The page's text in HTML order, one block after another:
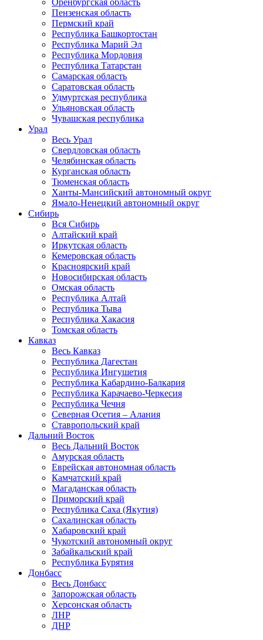
Оренбургская область
Пензенская область
Пермский край
Республика Башкортостан
Республика Марий Эл
Республика Мордовия
Республика Татарстан
Самарская область
Саратовская область
Удмуртская республика
Ульяновская область
Чувашская республика
Урал
Весь Урал
Свердловская область
Челябинская область
Курганская область
Тюменская область
Ханты-Мансийский автономный округ
Ямало-Ненецкий автономный округ
Сибирь
Вся Сибирь
Алтайский край
Иркутская область
Кемеровская область
Красноярский край
Новосибирская область
Омская область
Республика Алтай
Республика Тыва
Республика Хакасия
Томская область
Кавказ
Весь Кавказ
Республика Дагестан
Республика Ингушетия
Республика Кабардино-Балкария
Республика Карачаево-Черкесия
Республика Чечня
Северная Осетия – Алания
Ставропольский край
Дальний Восток
Весь Дальний Восток
Амурская область
Еврейская автономная область
Камчатский край
Магаданская область
Приморский край
Республика Саха (Якутия)
Сахалинская область
Хабаровский край
Чукотский автономный округ
Забайкальский край
Республика Бурятия
Донбасс
Весь Донбасс
Запорожская область
Херсонская область
ЛНР
ДНР